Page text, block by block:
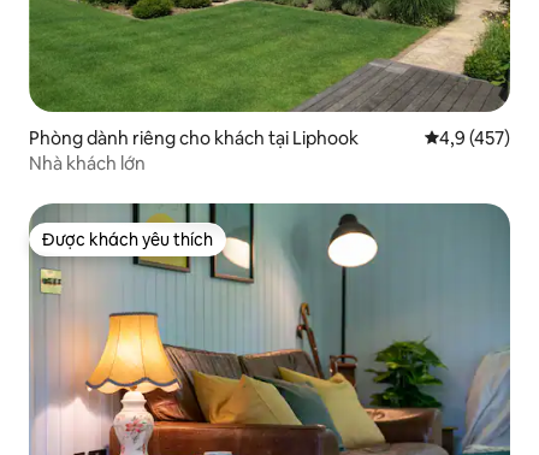
Phòng dành riêng cho khách tại Liphook Xếp hạng
4,9 (457)
Nhà khách lớn
Được khách yêu thích
Được khách yêu thích